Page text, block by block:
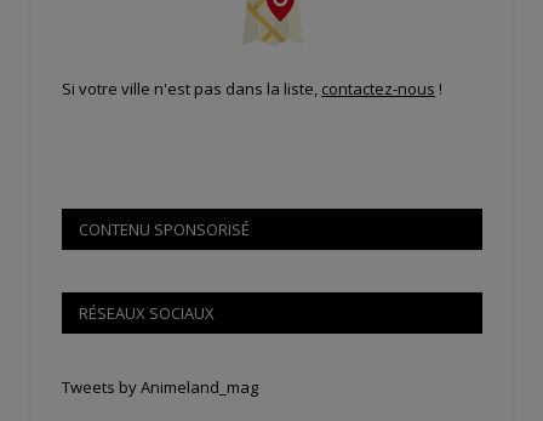
Si votre ville n'est pas dans la liste, contactez-nous !
CONTENU SPONSORISÉ
RÉSEAUX SOCIAUX
Tweets by Animeland_mag